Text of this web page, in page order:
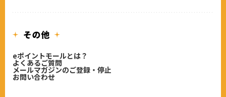
eポイントモールとは？
よくあるご質問
メールマガジンのご登録・停止
お問い合わせ